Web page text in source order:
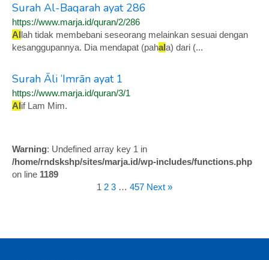
Surah Al-Baqarah ayat 286
https://www.marja.id/quran/2/286
Allah tidak membebani seseorang melainkan sesuai dengan
kesanggupannya. Dia mendapat (pahala) dari (...
Surah Āli ’Imrān ayat 1
https://www.marja.id/quran/3/1
Alif Lam Mim.
Warning: Undefined array key 1 in
/home/rndskshp/sites/marja.id/wp-includes/functions.php
on line 1189
1 2 3 … 457 Next »